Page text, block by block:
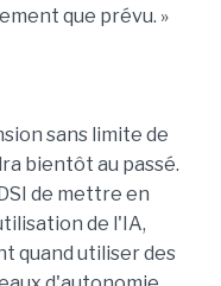
que prévu. »
sans limite de
bientôt au passé.
de mettre en
de l'IA,
quand utiliser des